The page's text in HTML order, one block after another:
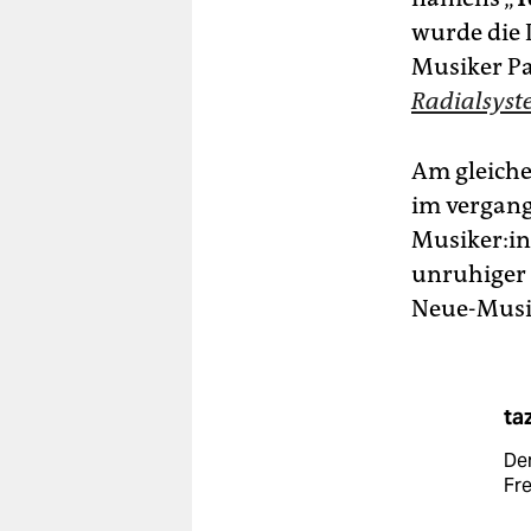
wurde die
Musiker
Am
im
unruhiger
Neue-